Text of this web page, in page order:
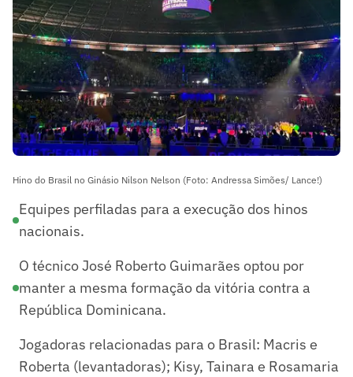
Hino do Brasil no Ginásio Nilson Nelson (Foto: Andressa Simões/ Lance!)
Equipes perfiladas para a execução dos hinos
nacionais.
O técnico José Roberto Guimarães optou por
manter a mesma formação da vitória contra a
República Dominicana.
Jogadoras relacionadas para o Brasil: Macris e
Roberta (levantadoras); Kisy, Tainara e Rosamaria